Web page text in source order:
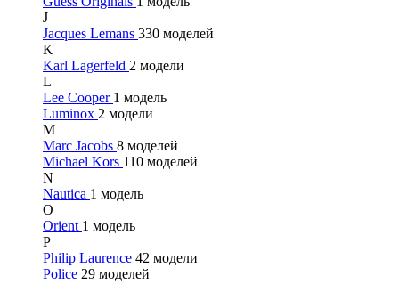
J
Jacques Lemans 330 моделей
K
Karl Lagerfeld 2 модели
L
Lee Cooper 1 модель
Luminox 2 модели
M
Marc Jacobs 8 моделей
Michael Kors 110 моделей
N
Nautica 1 модель
O
Orient 1 модель
P
Philip Laurence 42 модели
Police 29 моделей